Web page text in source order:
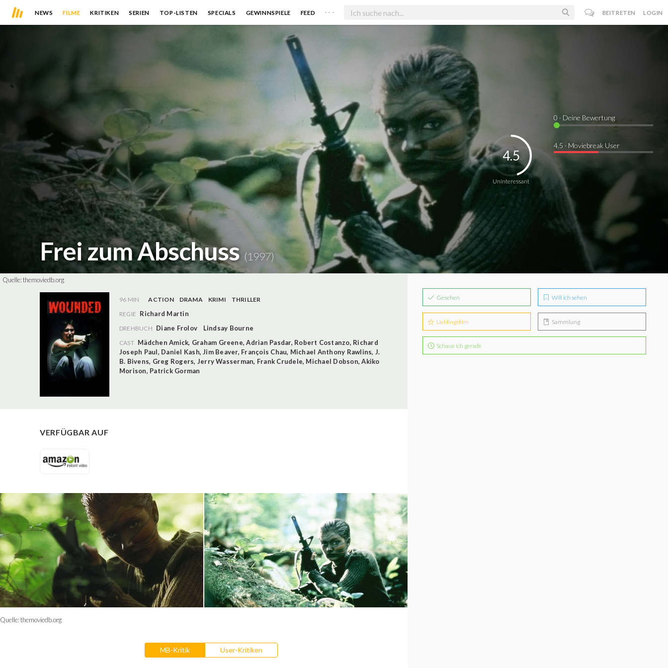
NEWS FILME KRITIKEN SERIEN TOP-LISTEN SPECIALS GEWINNSPIELE FEED . . . BEITRETEN LOGIN
Frei zum Abschuss (1997)
Uninteressant
4.5
0 · Deine Bewertung
4.5 · Moviebreak User
Quelle:themoviedb.org
96 MIN ACTION DRAMA KRIMI
THRILLER
REGIE Richard Martin
DREHBUCH Diane Frolov Lindsay Bourne
CAST Mädchen Amick, Graham Greene,Adrian Pasdar, Robert Costanzo, Richard
Joseph Paul, Daniel Kash,Jim Beaver, François Chau, Michael Anthony Rawlins, J.
B. Bivens, Greg Rogers, Jerry Wasserman, Frank Crudele, Michael Dobson,Akiko
Morison, Patrick Gorman
VERFÜGBAR AUF
Quelle:themoviedb.org
MB-Kritik User-Kritiken
Gesehen Will ich sehen
Lieblingsfilm Sammlung
Schaue ich gerade